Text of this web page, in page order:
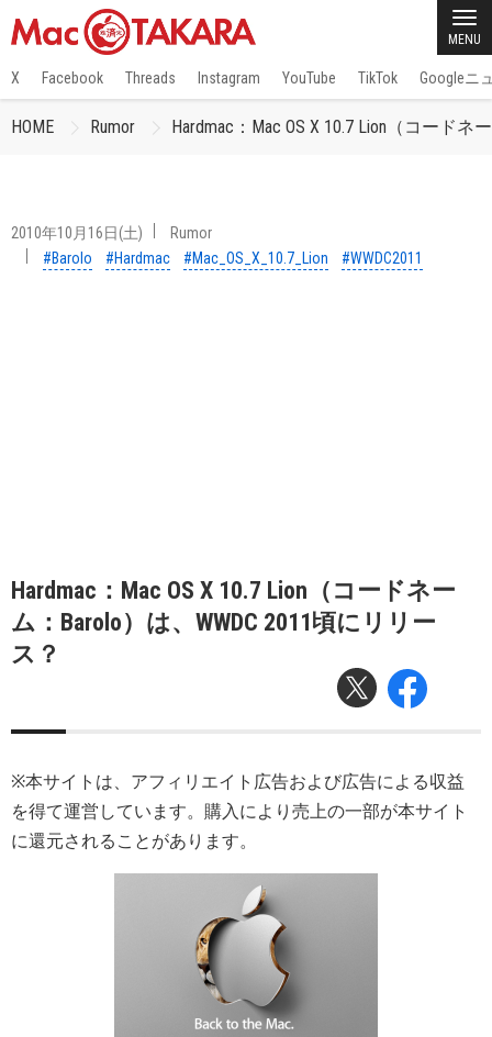
MENU
X Facebook Threads Instagram YouTube TikTok Googleニ
HOME Rumor Hardmac：Mac OS X 10.7 Lion（コードネ
2010年10月16日(土)
Rumor
#Barolo
#Hardmac #Mac_OS_X_10.7_Lion #WWDC2011
Hardmac：Mac OS X 10.7 Lion（コードネー
ム：Barolo）は、WWDC 2011頃にリリー
ス？
※本サイトは、アフィリエイト広告および広告による収益
を得て運営しています。購入により売上の一部が本サイト
に還元されることがあります。